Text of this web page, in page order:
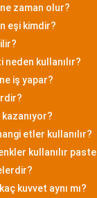
ne zaman olur?
eşi kimdir?
kullanılır?
iş yapar?
etler kullanılır?
kullanılır
kuvvet aynı mı?